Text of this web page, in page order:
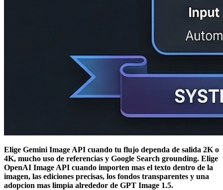
Elige Gemini Image API cuando tu flujo dependa de salida 2K o
4K, mucho uso de referencias y Google Search grounding. Elige
OpenAI Image API cuando importen mas el texto dentro de la
imagen, las ediciones precisas, los fondos transparentes y una
adopcion mas limpia alrededor de GPT Image 1.5.